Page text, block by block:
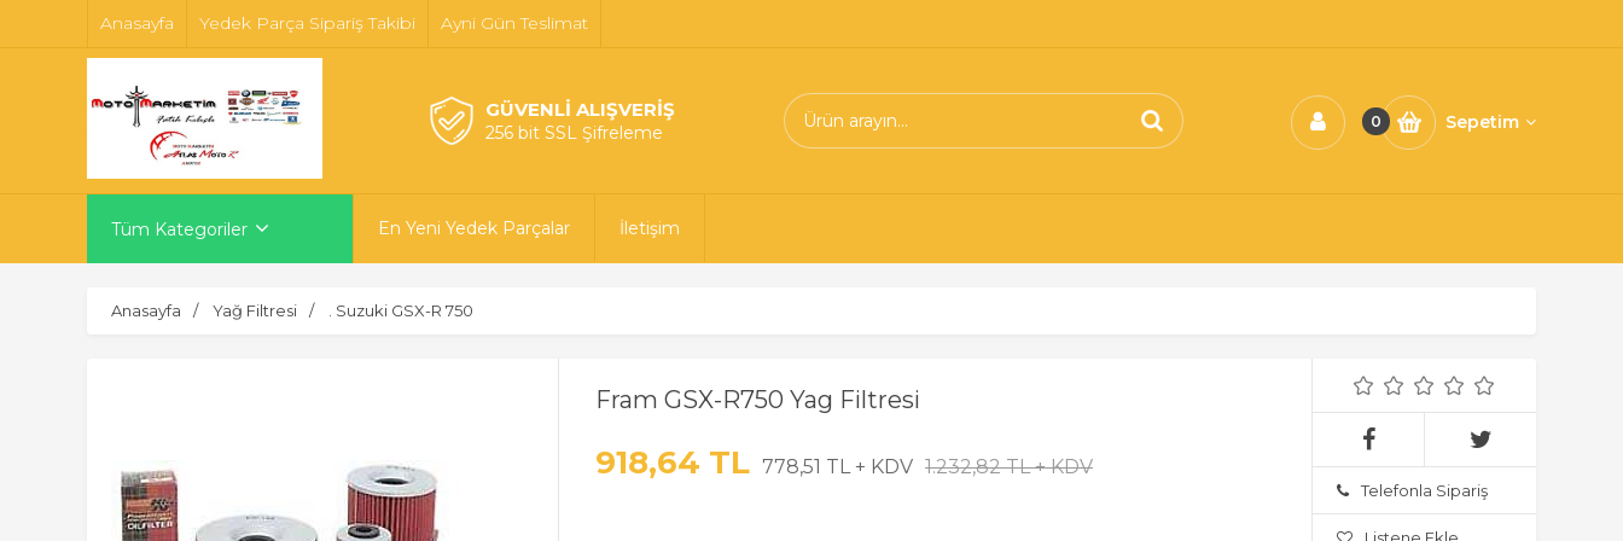
Anasayfa Yedek Parça Sipariş Takibi Ayni Gün Teslimat
GÜVENLİ ALIŞVERİŞ
256 bit SSL Şifreleme
0 Sepetim
Tüm Kategoriler En Yeni Yedek Parçalar İletişim
Anasayfa Yağ Filtresi . Suzuki GSX-R 750
Fram GSX-R750 Yag Filtresi
918,64 TL 778,51 TL + KDV 1.232,82 TL + KDV
Telefonla Sipariş